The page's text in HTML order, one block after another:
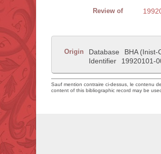
Review of
Origin Database
BHA (Inist-
Identifier
19920101-
Sauf mention contraire ci-dessus, le contenu
content of this bibliographic record may be